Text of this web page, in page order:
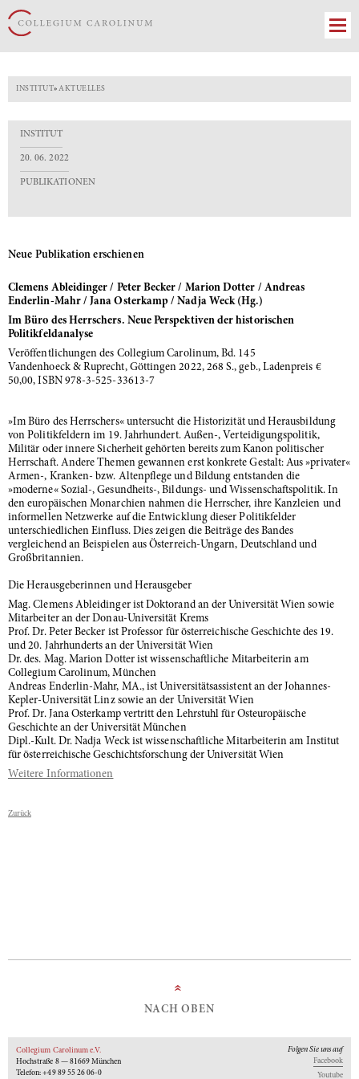
INSTITUT» AKTUELLES
INSTITUT
20. 06. 2022
PUBLIKATIONEN
Neue Publikation erschienen
Clemens Ableidinger / Peter Becker / Marion Dotter / Andreas
Enderlin-Mahr / Jana Osterkamp / Nadja Weck (Hg.)
Im Büro des Herrschers. Neue Perspektiven der historischen
Politikfeldanalyse
Veröffentlichungen des Collegium Carolinum, Bd. 145
Vandenhoeck & Ruprecht, Göttingen 2022, 268 S., geb., Ladenpreis €
50,00, ISBN 978-3-525-33613-7
»Im Büro des Herrschers« untersucht die Historizität und Herausbildung
von Politikfeldern im 19. Jahrhundert. Außen-, Verteidigungspolitik,
Militär oder innere Sicherheit gehörten bereits zum Kanon politischer
Herrschaft. Andere Themen gewannen erst konkrete Gestalt: Aus »privater«
Armen-, Kranken- bzw. Altenpflege und Bildung entstanden die
»moderne« Sozial-, Gesundheits-, Bildungs- und Wissenschaftspolitik. In
den europäischen Monarchien nahmen die Herrscher, ihre Kanzleien und
informellen Netzwerke auf die Entwicklung dieser Politikfelder
unterschiedlichen Einfluss. Dies zeigen die Beiträge des Bandes
vergleichend an Beispielen aus Österreich-Ungarn, Deutschland und
Großbritannien.
Die Herausgeberinnen und Herausgeber
Mag. Clemens Ableidinger ist Doktorand an der Universität Wien sowie
Mitarbeiter an der Donau-Universität Krems
Prof. Dr. Peter Becker ist Professor für österreichische Geschichte des 19.
und 20. Jahrhunderts an der Universität Wien
Dr. des. Mag. Marion Dotter ist wissenschaftliche Mitarbeiterin am
Collegium Carolinum, München
Andreas Enderlin-Mahr, MA., ist Universitätsassistent an der Johannes-
Kepler-Universität Linz sowie an der Universität Wien
Prof. Dr. Jana Osterkamp vertritt den Lehrstuhl für Osteuropäische
Geschichte an der Universität München
Dipl.-Kult. Dr. Nadja Weck ist wissenschaftliche Mitarbeiterin am Institut
für österreichische Geschichtsforschung der Universität Wien
Weitere Informationen
Zurück
»
NACH OBEN
Collegium Carolinum e.V.
Hochstraße 8 — 81669 München
Telefon: +49 89 55 26 06-0
Folgen Sie uns auf
Facebook
Youtube